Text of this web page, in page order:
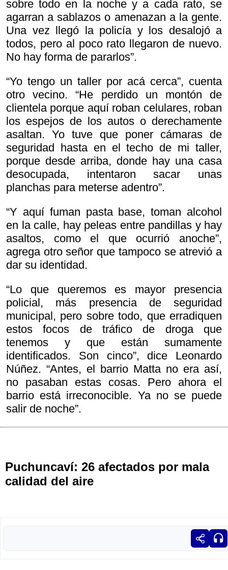
sobre todo en la noche y a cada rato, se
agarran a sablazos o amenazan a la gente.
Una vez llegó la policía y los desalojó a
todos, pero al poco rato llegaron de nuevo.
No hay forma de pararlos”.
“Yo tengo un taller por acá cerca”, cuenta
otro vecino. “He perdido un montón de
clientela porque aquí roban celulares, roban
los espejos de los autos o derechamente
asaltan. Yo tuve que poner cámaras de
seguridad hasta en el techo de mi taller,
porque desde arriba, donde hay una casa
desocupada, intentaron sacar unas
planchas para meterse adentro”.
“Y aquí fuman pasta base, toman alcohol
en la calle, hay peleas entre pandillas y hay
asaltos, como el que ocurrió anoche”,
agrega otro señor que tampoco se atrevió a
dar su identidad.
“Lo que queremos es mayor presencia
policial, más presencia de seguridad
municipal, pero sobre todo, que erradiquen
estos focos de tráfico de droga que
tenemos y que están sumamente
identificados. Son cinco”, dice Leonardo
Núñez. “Antes, el barrio Matta no era así,
no pasaban estas cosas. Pero ahora el
barrio está irreconocible. Ya no se puede
salir de noche”.
Puchuncaví: 26 afectados por mala
calidad del aire